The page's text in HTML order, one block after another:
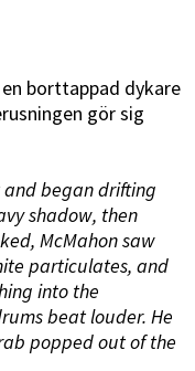
borttappad dykare
gör sig
began drifting
shadow, then
McMahon saw
particulates, and
into the
beat louder. He
popped out of the